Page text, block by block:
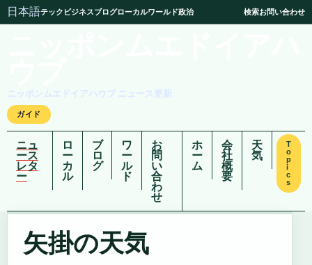
日本語テック ビジネスブログローカルワールド政治 検索お問い合わせ
ニッポンムエドイアハウブ ニュース更新
ガイド
ニュ
ース
レタ
ー
ロ
ー
カ
ル
ブ
ロ
グ
ワ
ー
ル
ド
お
問
い
合
わ
せ
ホ
ー
ム
会
社
概
要
天
気
T
o
p
i
c
s
矢掛の天気